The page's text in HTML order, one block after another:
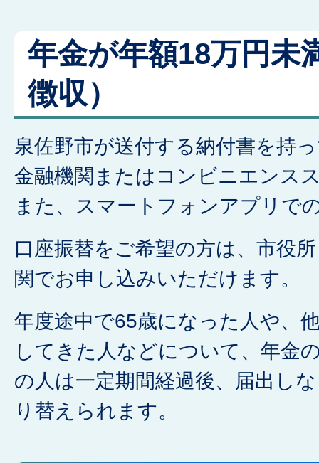
年金が年額18万円未
徴収）
泉佐野市が送付する納付書を持
金融機関またはコンビニエンス
また、スマートフォンアプリで
口座振替をご希望の方は、市役
関でお申し込みいただけます。
年度途中で65歳になった人や、
してきた人などについて、年金
の人は一定期間経過後、届出し
り替えられます。